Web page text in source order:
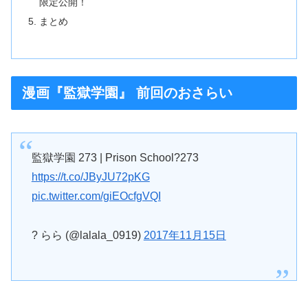
限定公開！
まとめ
漫画『監獄学園』 前回のおさらい
監獄学園 273 | Prison School?273
https://t.co/JByJU72pKG
pic.twitter.com/giEOcfgVQI
? らら (@lalala_0919) 2017年11月15日